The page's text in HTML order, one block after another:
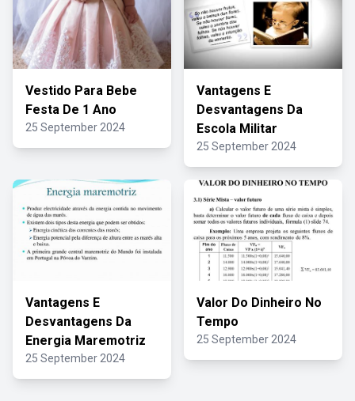
Vestido Para Bebe
Festa De 1 Ano
25 September 2024
Vantagens E
Desvantagens Da
Escola Militar
25 September 2024
Vantagens E
Desvantagens Da
Energia Maremotriz
25 September 2024
Valor Do Dinheiro No
Tempo
25 September 2024